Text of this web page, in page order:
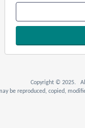
Copyright © 2025. All
be reproduced, copied,